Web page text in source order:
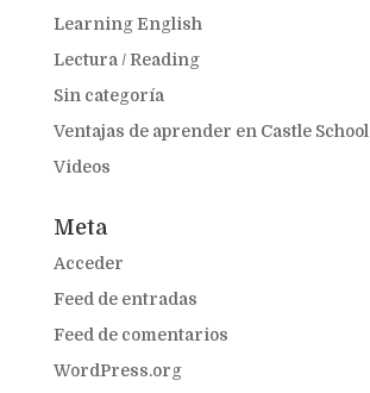
Learning English
Lectura / Reading
Sin categoría
Ventajas de aprender en Castle School
Videos
Meta
Acceder
Feed de entradas
Feed de comentarios
WordPress.org